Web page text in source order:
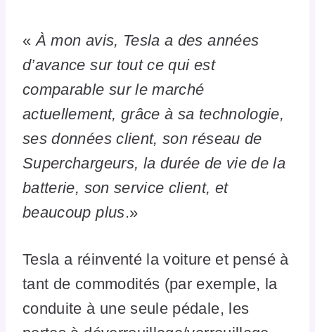
« À mon avis, Tesla a des années
d’avance sur tout ce qui est
comparable sur le marché
actuellement, grâce à sa technologie,
ses données client, son réseau de
Superchargeurs, la durée de vie de la
batterie, son service client, et
beaucoup plus.»
Tesla a réinventé la voiture et pensé à
tant de commodités (par exemple, la
conduite à une seule pédale, les